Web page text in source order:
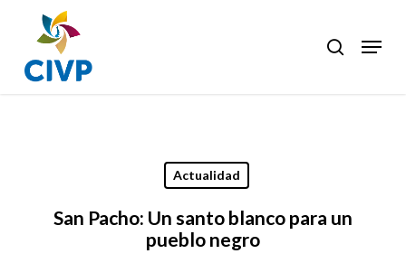
main
content
search
Menu
Actualidad
San Pacho: Un santo blanco para un
pueblo negro
Close